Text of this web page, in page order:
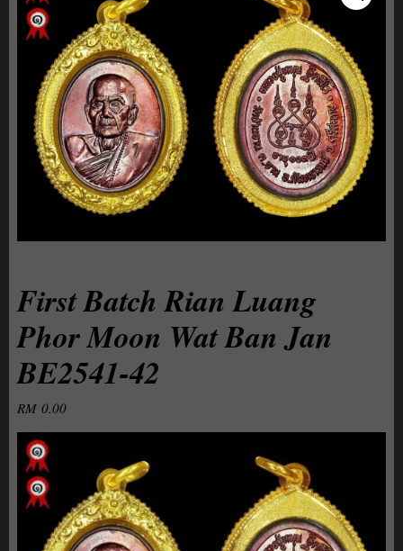
First Batch Rian Luang
Phor Moon Wat Ban Jan
BE2541-42
RM0.00